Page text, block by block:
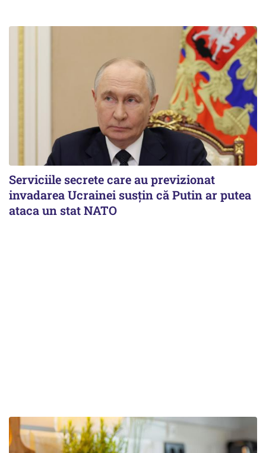
Serviciile secrete care au previzionat
invadarea Ucrainei susțin că Putin ar putea
ataca un stat NATO